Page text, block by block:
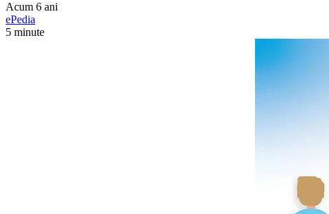
Acum 6 ani
ePedia
5 minute